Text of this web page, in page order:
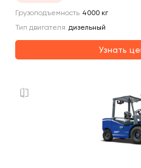
Грузоподъемность 4000 кг
Тип двигателя дизельный
Узнать